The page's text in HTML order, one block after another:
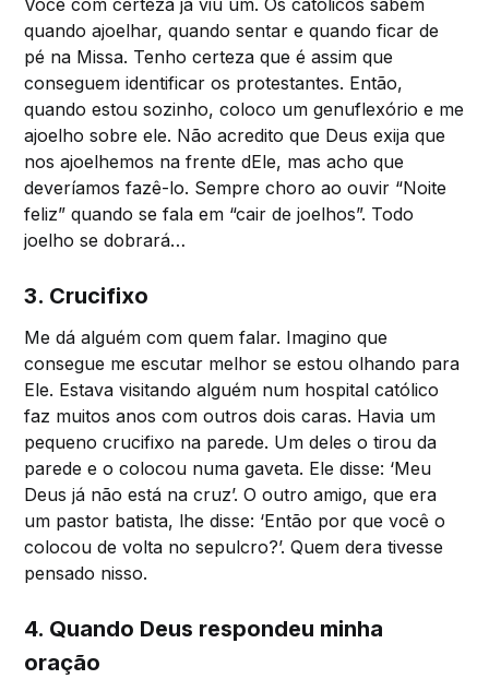
quando ajoelhar, quando sentar e quando ficar de
pé na Missa. Tenho certeza que é assim que
conseguem identificar os protestantes. Então,
quando estou sozinho, coloco um genuflexório e me
ajoelho sobre ele. Não acredito que Deus exija que
nos ajoelhemos na frente dEle, mas acho que
deveríamos fazê-lo. Sempre choro ao ouvir “Noite
feliz” quando se fala em “cair de joelhos”. Todo
joelho se dobrará…
3. Crucifixo
Me dá alguém com quem falar. Imagino que
consegue me escutar melhor se estou olhando para
Ele. Estava visitando alguém num hospital católico
faz muitos anos com outros dois caras. Havia um
pequeno crucifixo na parede. Um deles o tirou da
parede e o colocou numa gaveta. Ele disse: ‘Meu
Deus já não está na cruz’. O outro amigo, que era
um pastor batista, lhe disse: ‘Então por que você o
colocou de volta no sepulcro?’. Quem dera tivesse
pensado nisso.
4. Quando Deus respondeu minha
oração